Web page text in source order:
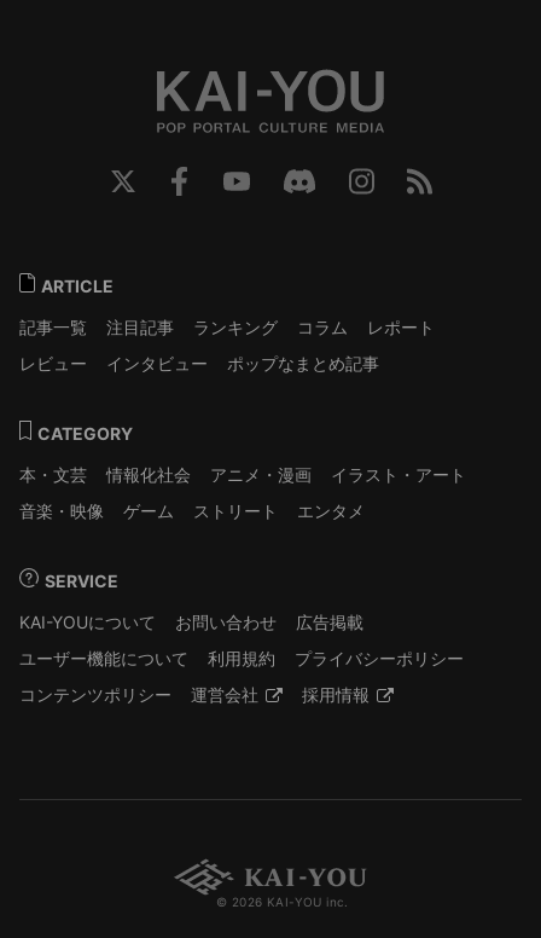
ARTICLE
記事一覧
注目記事 ランキング コラム
レポート
レビュー
インタビュー ポップなまとめ記事
CATEGORY
本・文芸
情報化社会 アニメ・漫画
イラスト・アート
音楽・映像
ゲーム ストリート エンタメ
SERVICE
KAI-YOUについて
お問い合わせ
広告掲載
ユーザー機能について
利用規約
プライバシーポリシー
コンテンツポリシー
運営会社 採用情報
© 2026 KAI-YOU inc.